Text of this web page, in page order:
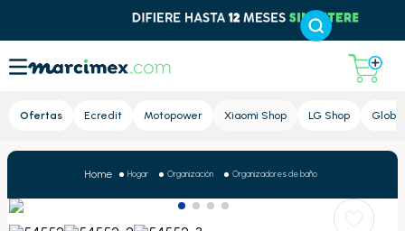
Lupa
Ofertas Ecredit Motopower Xiaomi Shop LG Shop Global
Hogar Organización Organizadores de baño